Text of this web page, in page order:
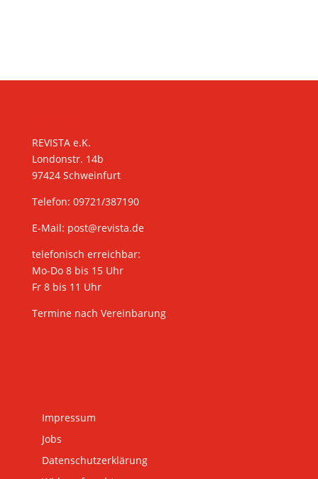
REVISTA e.K.
Londonstr. 14b
97424 Schweinfurt
Telefon: 09721/387190
E-Mail: post@revista.de
telefonisch erreichbar:
Mo-Do 8 bis 15 Uhr
Fr 8 bis 11 Uhr
Termine nach Vereinbarung
Impressum
Jobs
Datenschutzerklärung